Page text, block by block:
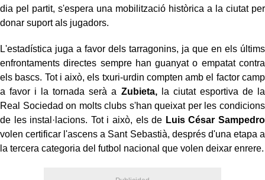
dia pel partit, s'espera una mobilització històrica a la ciutat per
donar suport als jugadors.
L'estadística juga a favor dels tarragonins, ja que en els últims
enfrontaments directes sempre han guanyat o empatat contra
els bascs. Tot i això, els txuri-urdin compten amb el factor camp
a favor i la tornada serà a Zubieta,la ciutat esportiva de la
Real Sociedad on molts clubs s'han queixat per les condicions
de les instal·lacions. Tot i això, els de Luis César Sampedro
volen certificar l'ascens a Sant Sebastià, després d'una etapa a
la tercera categoria del futbol nacional que volen deixar enrere.